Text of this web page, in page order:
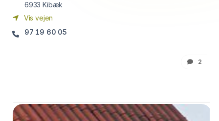
6933 Kibæk
Vis vejen
97 19 60 05
2